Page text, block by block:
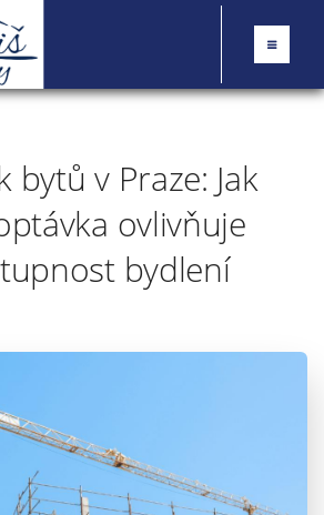
bytů v Praze: Jak
ovlivňuje
bydlení